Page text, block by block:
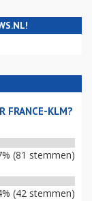
FRANCE-KLM?
(81 stemmen)
(42 stemmen)